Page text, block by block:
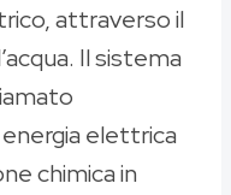
attraverso il
Il sistema
elettrica
chimica in